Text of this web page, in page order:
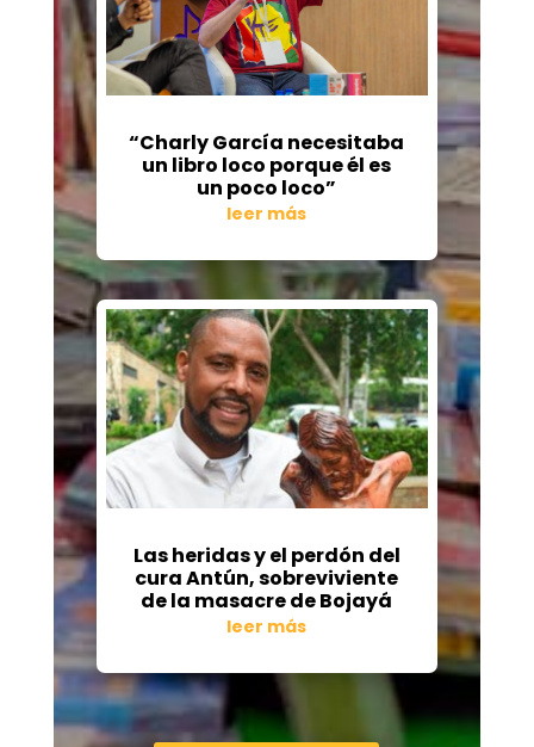
“Charly García necesitaba
un libro loco porque él es
un poco loco”
leer más
Las heridas y el perdón del
cura Antún, sobreviviente
de la masacre de Bojayá
leer más